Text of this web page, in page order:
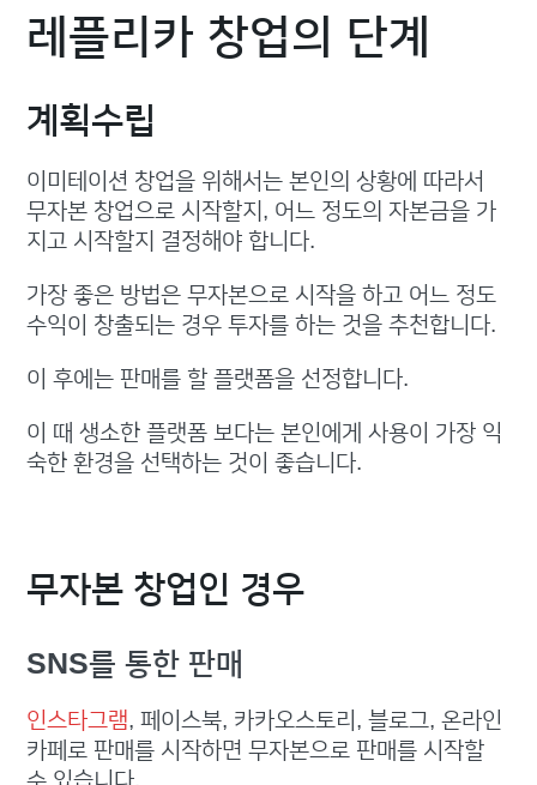
레플리카 창업의 단계
계획수립
이미테이션 창업을 위해서는 본인의 상황에 따라서
무자본 창업으로 시작할지, 어느 정도의 자본금을 가
지고 시작할지 결정해야 합니다.
가장 좋은 방법은 무자본으로 시작을 하고 어느 정도
수익이 창출되는 경우 투자를 하는 것을 추천합니다.
이 후에는 판매를 할 플랫폼을 선정합니다.
이 때 생소한 플랫폼 보다는 본인에게 사용이 가장 익
숙한 환경을 선택하는 것이 좋습니다.
무자본 창업인 경우
SNS를 통한 판매
인스타그램, 페이스북, 카카오스토리, 블로그, 온라인
카페로 판매를 시작하면 무자본으로 판매를 시작할
수 있습니다.